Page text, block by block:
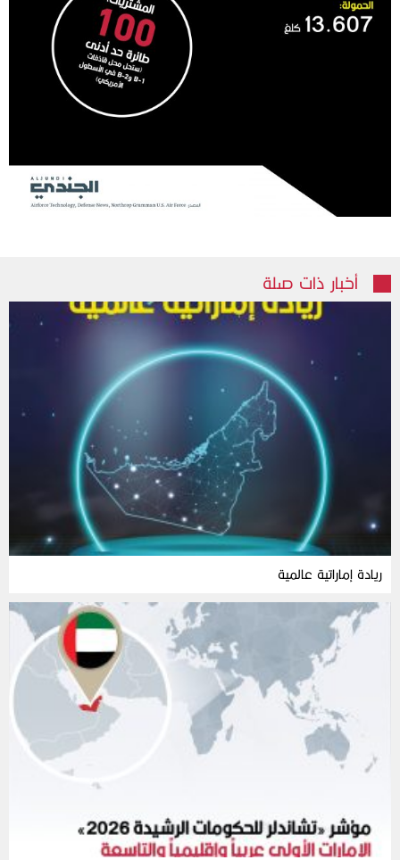
أخبار ذات صلة
ريادة إماراتية عالمية